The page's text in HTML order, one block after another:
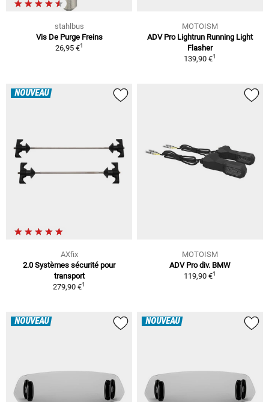
stahlbus
Vis De Purge Freins
26,95 €1
MOTOISM
ADV Pro Lightrun Running Light
Flasher
139,90 €1
NOUVEAU
AXfix
2.0 Systèmes sécurité pour
transport
279,90 €1
MOTOISM
ADV Pro div. BMW
119,90 €1
NOUVEAU NOUVEAU